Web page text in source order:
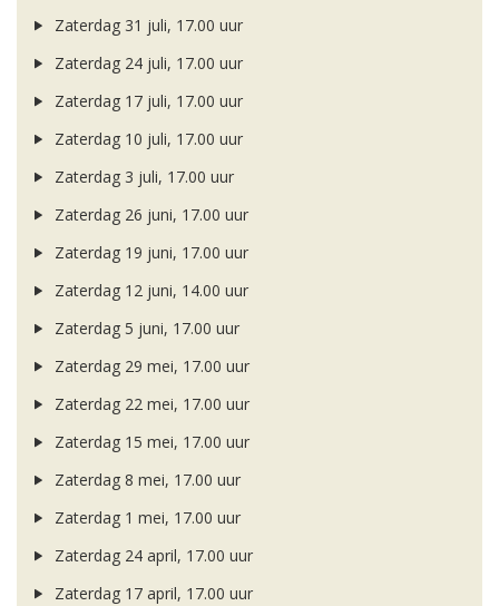
Zaterdag 31 juli, 17.00 uur
Zaterdag 24 juli, 17.00 uur
Zaterdag 17 juli, 17.00 uur
Zaterdag 10 juli, 17.00 uur
Zaterdag 3 juli, 17.00 uur
Zaterdag 26 juni, 17.00 uur
Zaterdag 19 juni, 17.00 uur
Zaterdag 12 juni, 14.00 uur
Zaterdag 5 juni, 17.00 uur
Zaterdag 29 mei, 17.00 uur
Zaterdag 22 mei, 17.00 uur
Zaterdag 15 mei, 17.00 uur
Zaterdag 8 mei, 17.00 uur
Zaterdag 1 mei, 17.00 uur
Zaterdag 24 april, 17.00 uur
Zaterdag 17 april, 17.00 uur